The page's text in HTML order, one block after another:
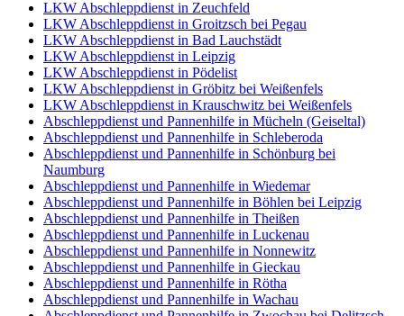
LKW Abschleppdienst in Zeuchfeld
LKW Abschleppdienst in Groitzsch bei Pegau
LKW Abschleppdienst in Bad Lauchstädt
LKW Abschleppdienst in Leipzig
LKW Abschleppdienst in Pödelist
LKW Abschleppdienst in Gröbitz bei Weißenfels
LKW Abschleppdienst in Krauschwitz bei Weißenfels
Abschleppdienst und Pannenhilfe in Mücheln (Geiseltal)
Abschleppdienst und Pannenhilfe in Schleberoda
Abschleppdienst und Pannenhilfe in Schönburg bei
Naumburg
Abschleppdienst und Pannenhilfe in Wiedemar
Abschleppdienst und Pannenhilfe in Böhlen bei Leipzig
Abschleppdienst und Pannenhilfe in Theißen
Abschleppdienst und Pannenhilfe in Luckenau
Abschleppdienst und Pannenhilfe in Nonnewitz
Abschleppdienst und Pannenhilfe in Gieckau
Abschleppdienst und Pannenhilfe in Rötha
Abschleppdienst und Pannenhilfe in Wachau